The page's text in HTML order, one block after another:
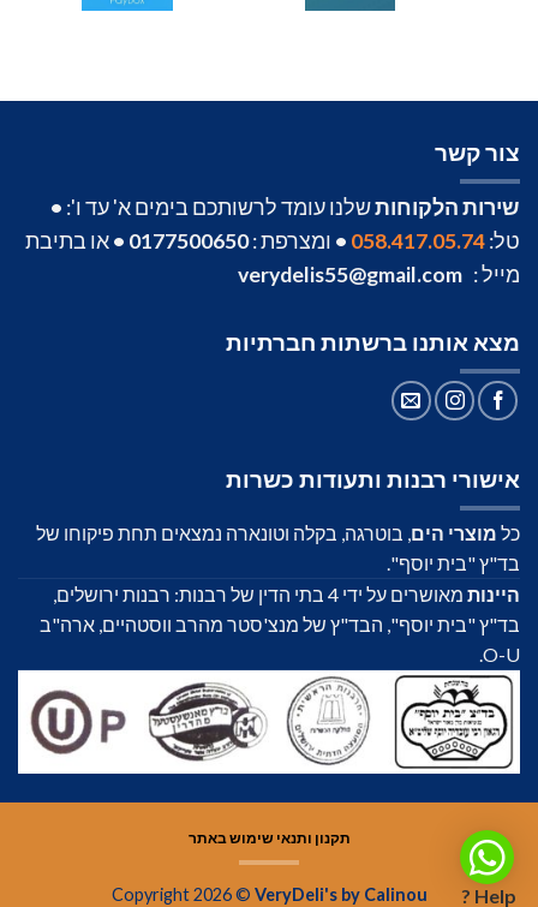
צור קשר
שירות הלקוחותשלנו עומד לרשותכם בימים א' עד ו': •
טל:058.417.05.74
• ומצרפת :0177500650
•או בתיבת
מייל : verydelis55@gmail.com
מצא אותנו ברשתות חברתיות
אישורי רבנות ותעודות כשרות
כל מוצרי הים, בוטרגה, בקלה וטונארה נמצאים תחת פיקוחו של
בד"ץ "בית יוסף".
היינות
מאושרים על ידי 4 בתי הדין של רבנות: רבנות ירושלים,
בד"ץ "בית יוסף", הבד"ץ של מנצ'סטר מהרב ווסטהיים, ארה"ב
O-U.
תקנון ותנאי שימוש באתר
Copyright 2026 © VeryDeli's by Calinou Help ?